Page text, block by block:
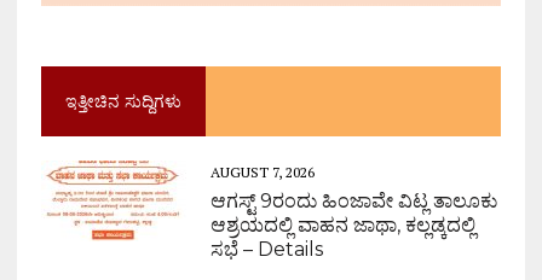
ಇತ್ತೀಚಿನ ಸುದ್ದಿಗಳು
AUGUST 7, 2026
ಆಗಸ್ಟ್ 9ರಂದು ಹಿಂಜಾವೇ ವಿಟ್ಲ ತಾಲೂಕು
ಆಶ್ರಯದಲ್ಲಿ ವಾಹನ ಜಾಥಾ, ಕಲ್ಲಡ್ಕದಲ್ಲಿ
ಸಭೆ – Details